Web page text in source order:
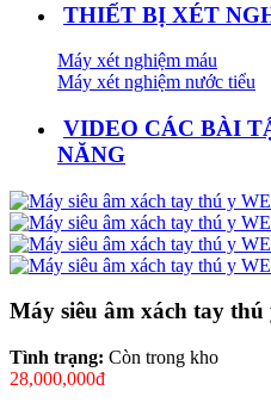
THIẾT BỊ XÉT
Máy xét nghiệm máu
Máy xét nghiệm nước tiểu
VIDEO CÁC BÀI
NĂNG
Máy siêu âm xách tay
Tình trạng: Còn trong kho
28,000,000đ